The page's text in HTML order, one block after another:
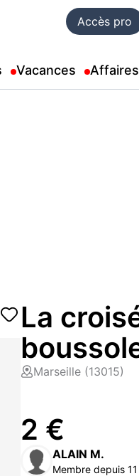
Accès pro
Vacances
La
Marseille (13015)
2 €
ALAIN M.
Membre depuis